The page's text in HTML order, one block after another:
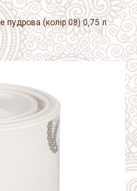
(колір 08) 0,75 л